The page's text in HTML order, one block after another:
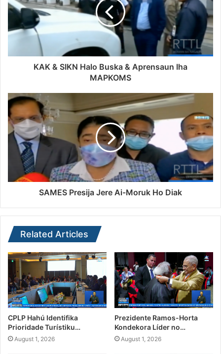
KAK & SIKN Halo Buska & Aprensaun Iha
MAPKOMS
SAMES Presija Jere Ai-Moruk Ho Diak
Related Articles
CPLP Hahú Identifika
Prioridade Turístiku…
August 1, 2026
Prezidente Ramos-Horta
Kondekora Líder no…
August 1, 2026